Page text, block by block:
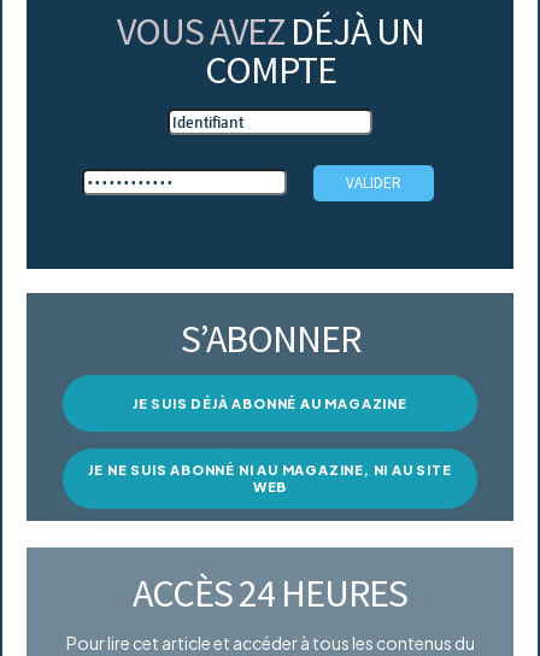
VOUS AVEZ DÉJÀ UN
COMPTE
S’ABONNER
JE SUIS DÉJÀ ABONNÉ AU MAGAZINE
JE NE SUIS ABONNÉ NI AU MAGAZINE, NI AU SITE
WEB
ACCÈS 24 HEURES
Pour lire cet article et accéder à tous les contenus du